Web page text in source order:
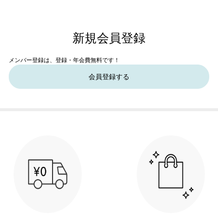
新規会員登録
メンバー登録は、登録・年会費無料です！
会員登録する